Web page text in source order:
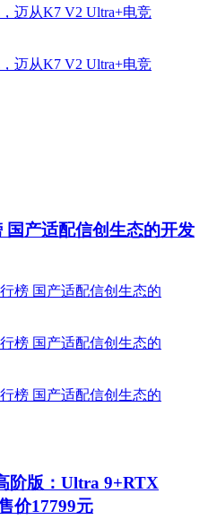
国产适配信创生态的开发
阶版：Ultra 9+RTX
价17799元